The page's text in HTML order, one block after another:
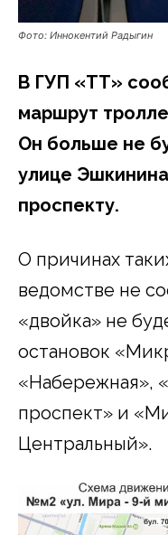
Фото: Иннокентий Радыгин
В ГУП «ТТ»
маршрут
Он больше не
улице
проспекту.
О причинах
ведомстве не
«двойка» не
остановок
«Набережная»,
проспект» и
Центральный».